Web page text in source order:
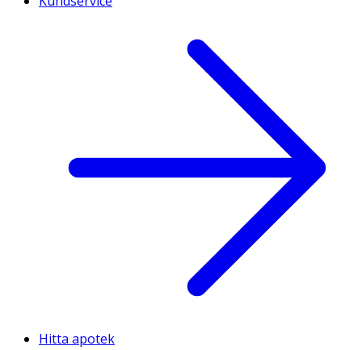
Hitta apotek